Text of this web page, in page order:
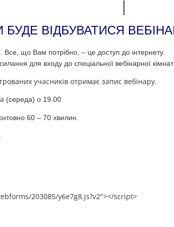
БУДЕ ВІДБУВАТИСЯ
Все, що Вам потрібно, – це доступ до інтернету.
для входу до спеціальної вебінарної
учасників отримає запис вебінару.
(середа) о 19.00
60 – 70 хвилин.
203085/y6e7g8.js?v2"></script>